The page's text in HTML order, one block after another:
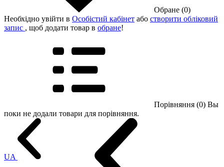
Обране (0)
Необхідно увійти в Особістий кабінет або створити обліковий
запис , щоб додати товар в обране!
Порівняння (0) Вы
поки не додали товари для порівняння.
UA